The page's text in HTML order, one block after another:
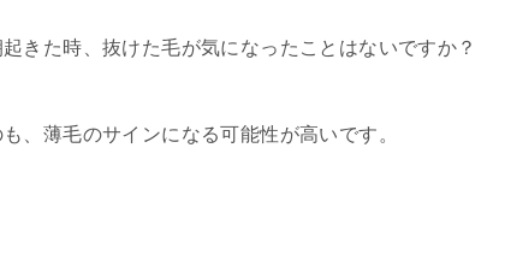
きた時、抜けた毛が気になったことはないですか？
、薄毛のサインになる可能性が高いです。